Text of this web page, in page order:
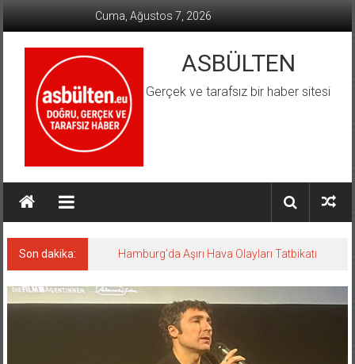
Cuma, Ağustos 7, 2026
ASBÜLTEN
Gerçek ve tarafsız bir haber sitesi
Son dakika: Hamburg’da Aşırı Hava Olayları Tatbikatı